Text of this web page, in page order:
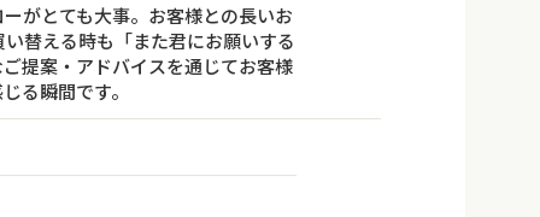
がとても大事。お客様との長いお
替える時も「また君にお願いする
提案・アドバイスを通じてお客様
る瞬間です。